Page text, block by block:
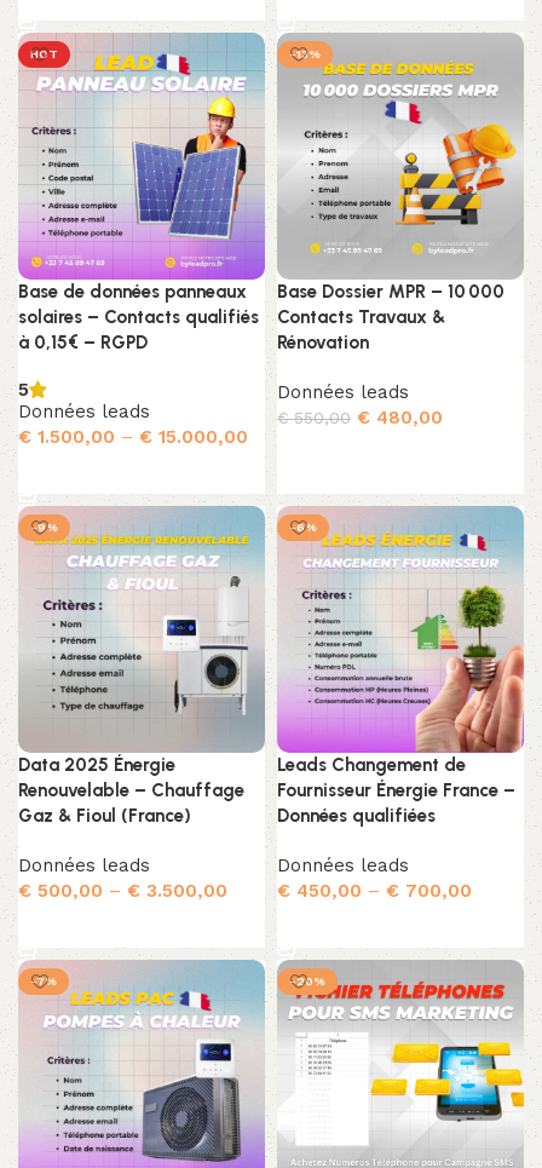
HOT
Base de données panneaux
solaires – Contacts qualifiés
à 0,15€ – RGPD
5
Données leads
€ 1.500,00 – € 15.000,00
-13%
Base Dossier MPR – 10 000
Contacts Travaux &
Rénovation
Données leads
€550,00 € 480,00
-9%
Data 2025 Énergie
Renouvelable – Chauffage
Gaz & Fioul (France)
Données leads
€ 500,00 – € 3.500,00
-6%
Leads Changement de
Fournisseur Énergie France –
Données qualifiées
Données leads
€ 450,00 – € 700,00
-7% -20%